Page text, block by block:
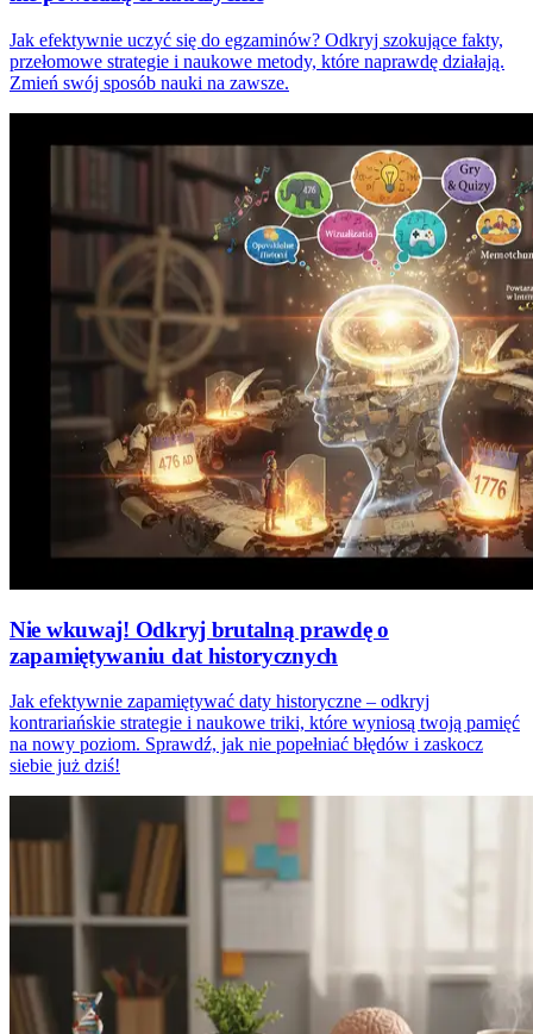
Jak efektywnie uczyć się do egzaminów? Odkryj szokujące fakty,
przełomowe strategie i naukowe metody, które naprawdę działają.
Zmień swój sposób nauki na zawsze.
Nie wkuwaj! Odkryj brutalną prawdę o
zapamiętywaniu dat historycznych
Jak efektywnie zapamiętywać daty historyczne – odkryj
kontrariańskie strategie i naukowe triki, które wyniosą twoją pamięć
na nowy poziom. Sprawdź, jak nie popełniać błędów i zaskocz
siebie już dziś!